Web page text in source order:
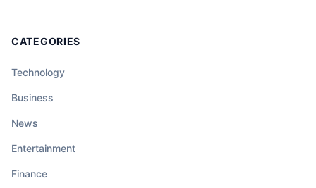
CATEGORIES
Technology
Business
News
Entertainment
Finance